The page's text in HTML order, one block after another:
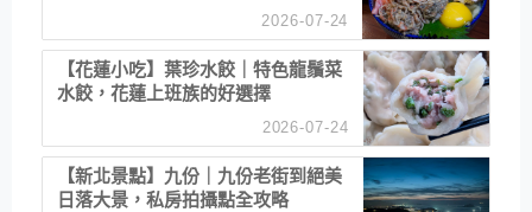
2026-07-24
【花蓮小吃】葉珍水餃｜特色龍鬚菜
水餃，花蓮上班族的好選擇
2026-07-24
【新北景點】九份｜九份老街到絕美
日落大景，私房拍攝點全攻略